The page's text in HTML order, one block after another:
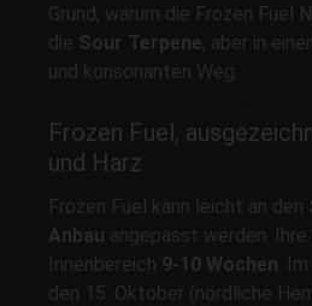
Grund, warum die Frozen Fuel
die Sour Terpene, aber in
und konsonanten Weg.
Frozen Fuel,
und Harz
Frozen Fuel kann leicht an den
Anbau angepasst werden.
Innenbereich 9-10 Wochen .
den 15. Oktober (nördliche